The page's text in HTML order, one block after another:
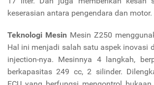
keserasian antara pengendara dan motor.
Teknologi Mesin Mesin Z250
Hal ini menjadi salah satu aspek inovasi
injection-nya. Mesinnya 4 langkah,
berkapasitas 249 cc, 2 silinder.